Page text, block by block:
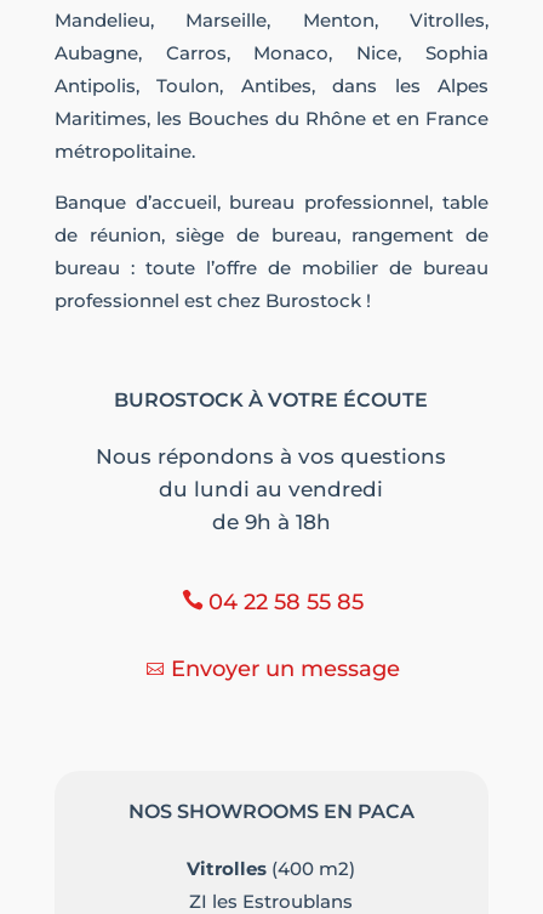
Mandelieu, Marseille, Menton, Vitrolles,
Aubagne, Carros, Monaco, Nice, Sophia
Antipolis, Toulon, Antibes, dans les Alpes
Maritimes, les Bouches du Rhône et en France
métropolitaine.
Banque d’accueil, bureau professionnel, table
de réunion, siège de bureau, rangement de
bureau : toute l’offre de mobilier de bureau
professionnel est chez Burostock !
BUROSTOCK À VOTRE ÉCOUTE
Nous répondons à vos questions
du lundi au vendredi
de 9h à 18h
04 22 58 55 85
Envoyer un message
NOS SHOWROOMS EN PACA
Vitrolles (400 m2)
ZI les Estroublans